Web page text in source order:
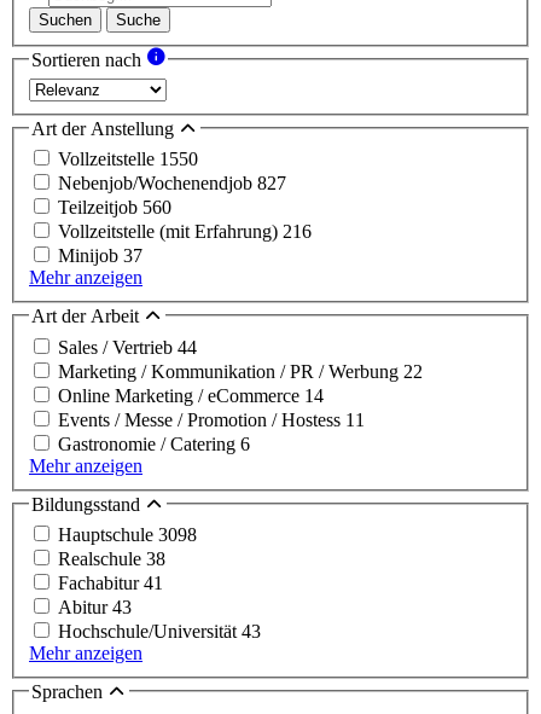
Suchen Suche
Sortieren nach
Art der Anstellung
Vollzeitstelle 1550
Nebenjob/Wochenendjob 827
Teilzeitjob 560
Vollzeitstelle (mit Erfahrung) 216
Minijob 37
Mehr anzeigen
Art der Arbeit
Sales / Vertrieb 44
Marketing / Kommunikation / PR / Werbung 22
Online Marketing / eCommerce 14
Events / Messe / Promotion / Hostess 11
Gastronomie / Catering 6
Mehr anzeigen
Bildungsstand
Hauptschule 3098
Realschule 38
Fachabitur41
Abitur43
Hochschule/Universität43
Mehr anzeigen
Sprachen